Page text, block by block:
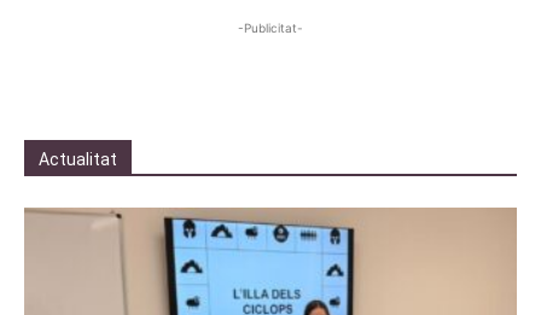
-Publicitat-
Actualitat